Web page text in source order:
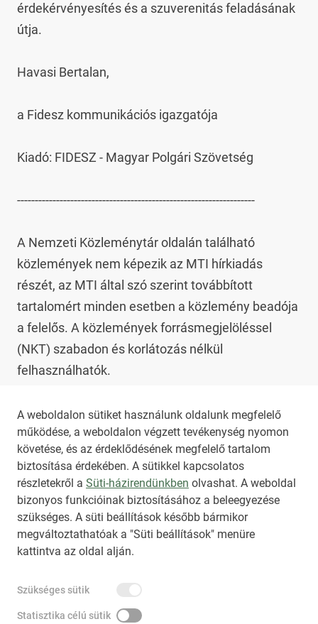
A weboldalon sütiket használunk oldalunk megfelelő
működése, a weboldalon végzett tevékenység nyomon
követése, és az érdeklődésének megfelelő tartalom
biztosítása érdekében. A sütikkel kapcsolatos
részletekről a Süti-házirendünkben olvashat. A weboldal
bizonyos funkcióinak biztosításához a beleegyezése
szükséges. A süti beállítások később bármikor
megváltoztathatóak a "Süti beállítások" menüre
kattintva az oldal alján.
Szükséges sütik
Statisztika célú sütik
érdekérvényesítés és a szuverenitás feladásának
útja.
Havasi Bertalan,
a Fidesz kommunikációs igazgatója
Kiadó: FIDESZ - Magyar Polgári Szövetség
-------------------------------------------------------------------
A Nemzeti Közleménytár oldalán található
közlemények nem képezik az MTI hírkiadás
részét, az MTI által szó szerint továbbított
tartalomért minden esetben a közlemény beadója
a felelős. A közlemények forrásmegjelöléssel
(NKT) szabadon és korlátozás nélkül
felhasználhatók.
Az NKT szolgáltatással kapcsolatban további
információt az nkt@dunamsz.hu elektronikus
levelező címen kaphat.
HIRADO.HU MEDIAKLIKK.HU
M4SPORT.HU NEMZETISPORT.HU
NEMZETI KÖZLEMÉNYTÁR MEGRENDELÉS
AKADÁLYMENTESÍTÉSI NYILATKOZAT